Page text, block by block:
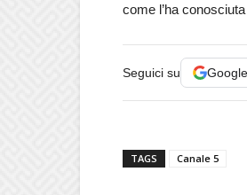
come l’ha
Seguici su Google
TAGS Canale 5